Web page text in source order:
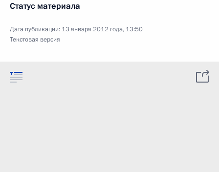
Статус материала
Дата публикации: 13 января 2012 года, 13:50
Текстовая версия